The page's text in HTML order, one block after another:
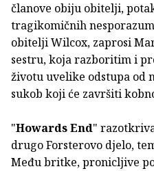
članove obiju obitelji,
tragikomičnih
obitelji Wilcox, zaprosi
sestru, koja razboritim i
životu uvelike odstupa od
sukob koji će završiti
"Howards End"
drugo Forsterovo djelo,
Među britke, pronicljive